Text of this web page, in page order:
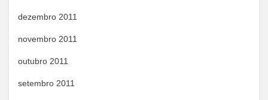
dezembro 2011
novembro 2011
outubro 2011
setembro 2011